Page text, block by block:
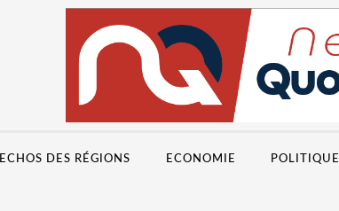
ECHOS DES RÉGIONS ECONOMIE POLITIQUE